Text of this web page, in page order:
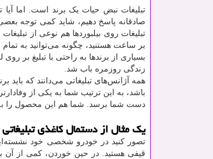
تبلیغات نبض حیات یک برند است. اما
صادقانه پاسخ دهیم، شاید کمی توجه
بر ساعت هستنید، چگونه می‌توانید به
بسیاری از برندها به راحتی با تبلیغ بر
زندگی روزمره باب شد.
همه آژانس‌های تبلیغاتی می‌دانند که باید
باشد، به این ترتیب شما به یکی از
دست شما برسد. شما هم این محصول را به
یک مثال از دستمال کاغذی تبلیغاتی
قیفی هستید. در حین خوردن، کمی از آن